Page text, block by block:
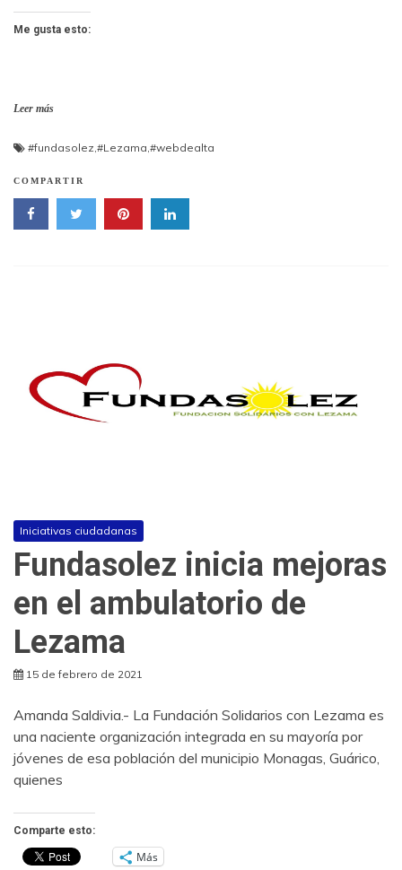
Me gusta esto:
Leer más
#fundasolez #Lezama #webdealta
COMPARTIR
Iniciativas ciudadanas
Fundasolez inicia mejoras
en el ambulatorio de
Lezama
15 de febrero de 2021
Amanda Saldivia.- La Fundación Solidarios con Lezama es
una naciente organización integrada en su mayoría por
jóvenes de esa población del municipio Monagas, Guárico,
quienes
Comparte esto:
Más